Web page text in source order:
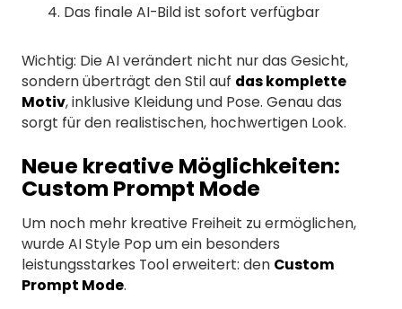
Das finale AI-Bild ist sofort verfügbar
Wichtig: Die AI verändert nicht nur das Gesicht,
sondern überträgt den Stil auf das komplette
Motiv, inklusive Kleidung und Pose. Genau das
sorgt für den realistischen, hochwertigen Look.
Neue kreative Möglichkeiten:
Custom Prompt Mode
Um noch mehr kreative Freiheit zu ermöglichen,
wurde AI Style Pop um ein besonders
leistungsstarkes Tool erweitert: den Custom
Prompt Mode.